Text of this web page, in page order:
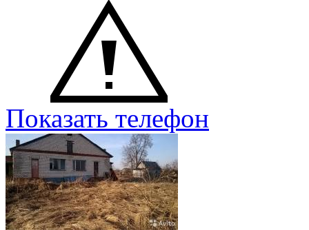
Показать телефон